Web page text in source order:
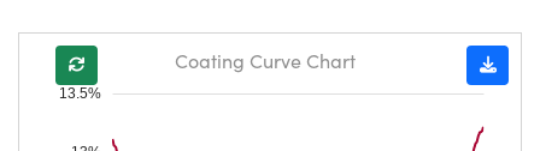
13.5%
Coating Curve Chart